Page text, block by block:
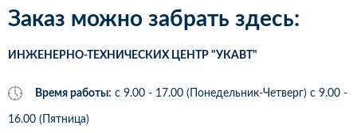
Заказ можно забрать здесь:
ИНЖЕНЕРНО-ТЕХНИЧЕСКИХ ЦЕНТР "УКАВТ"
Время работы: с 9.00 - 17.00 (Понедельник-Четверг) c 9.00 -
16.00 (Пятница)